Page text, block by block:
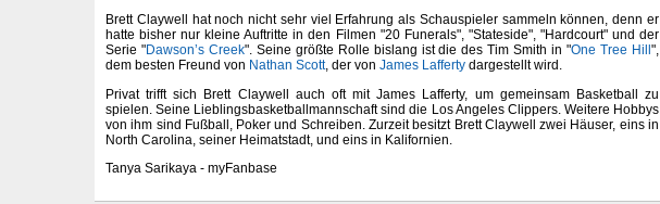
Brett Claywell hat noch nicht sehr viel Erfahrung als Schauspieler sammeln können, denn er
hatte bisher nur kleine Auftritte in den Filmen "20 Funerals", "Stateside", "Hardcourt" und der
Serie "Dawson’s Creek". Seine größte Rolle bislang ist die des Tim Smith in "One Tree Hill",
dem besten Freund von Nathan Scott, der von James Lafferty dargestellt wird.
Privat trifft sich Brett Claywell auch oft mit James Lafferty, um gemeinsam Basketball zu
spielen. Seine Lieblingsbasketballmannschaft sind die Los Angeles Clippers. Weitere Hobbys
von ihm sind Fußball, Poker und Schreiben. Zurzeit besitzt Brett Claywell zwei Häuser, eins in
North Carolina, seiner Heimatstadt, und eins in Kalifornien.
Tanya Sarikaya - myFanbase